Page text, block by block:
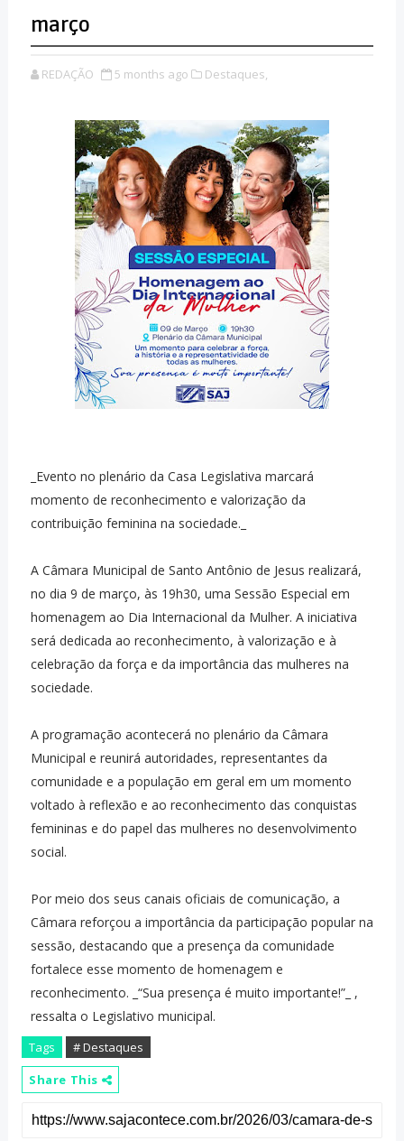
março
REDAÇÃO 5 months ago Destaques,
_Evento no plenário da Casa Legislativa marcará
momento de reconhecimento e valorização da
contribuição feminina na sociedade._
A Câmara Municipal de Santo Antônio de Jesus realizará,
no dia 9 de março, às 19h30, uma Sessão Especial em
homenagem ao Dia Internacional da Mulher. A iniciativa
será dedicada ao reconhecimento, à valorização e à
celebração da força e da importância das mulheres na
sociedade.
A programação acontecerá no plenário da Câmara
Municipal e reunirá autoridades, representantes da
comunidade e a população em geral em um momento
voltado à reflexão e ao reconhecimento das conquistas
femininas e do papel das mulheres no desenvolvimento
social.
Por meio dos seus canais oficiais de comunicação, a
Câmara reforçou a importância da participação popular na
sessão, destacando que a presença da comunidade
fortalece esse momento de homenagem e
reconhecimento. _“Sua presença é muito importante!”_ ,
ressalta o Legislativo municipal.
Tags
# Destaques
Share This